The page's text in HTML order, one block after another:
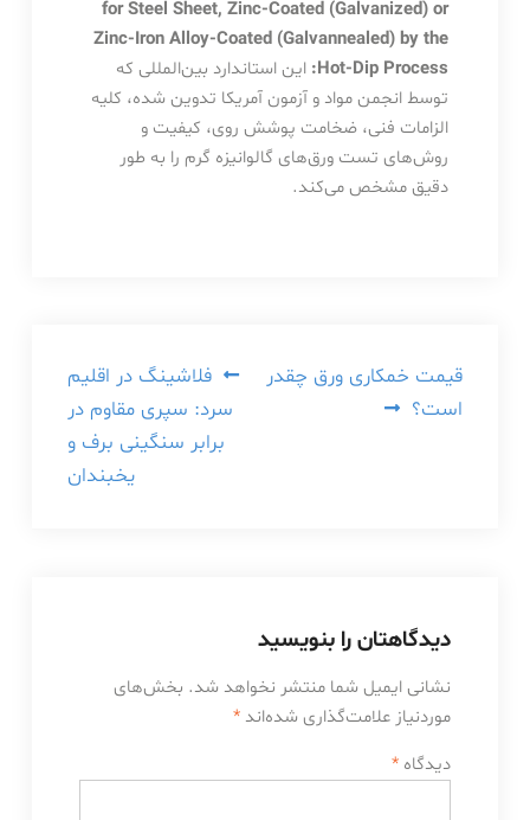
for Steel Sheet, Zinc-Coated (Galvanized) or
Zinc-Iron Alloy-Coated (Galvannealed) by the
Hot-Dip Process: این استاندارد بین‌المللی که
توسط انجمن مواد و آزمون آمریکا تدوین شده، کلیه
الزامات فنی، ضخامت پوشش روی، کیفیت و
روش‌های تست ورق‌های گالوانیزه گرم را به طور
دقیق مشخص می‌کند.
راهبری
نوشته
فلاشینگ در اقلیم
سرد: سپری مقاوم در
برابر سنگینی برف و
یخبندان
قیمت خمکاری ورق چقدر
است؟
دیدگاهتان را بنویسید
نشانی ایمیل شما منتشر نخواهد شد. بخش‌های
موردنیاز علامت‌گذاری شده‌اند *
دیدگاه *